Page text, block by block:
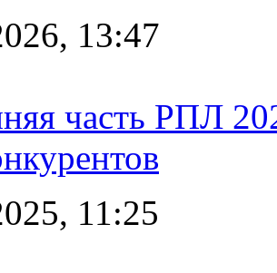
13:47
часть РПЛ
11:25